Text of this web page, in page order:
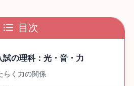
目次
の理科：光・音・力
らく力の関係